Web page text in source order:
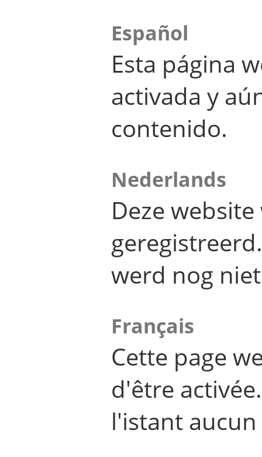
Español
Esta página
activada y
contenido.
Nederlands
Deze
werd nog
Français
Cette page
d'être
l'istant